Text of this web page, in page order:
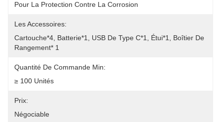
Pour La Protection Contre La Corrosion
Les Accessoires:
Cartouche*4, Batterie*1, USB De Type C*1, Étui*1, Boîtier De
Rangement* 1
Quantité De Commande Min:
≥ 100 Unités
Prix:
Négociable